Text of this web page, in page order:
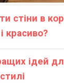
стіни в
красиво?
ідей